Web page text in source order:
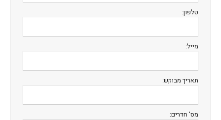
טלפון:
מייל:
תאריך מבוקש:
מס' חדרים: